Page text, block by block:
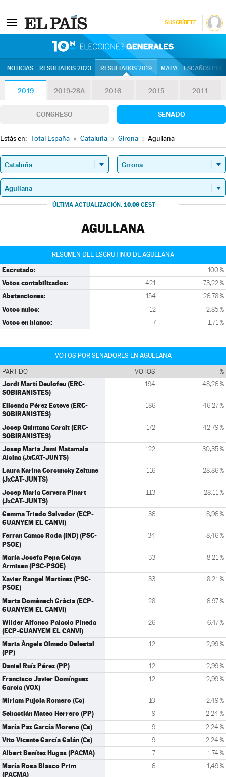
SUSCRÍBETE
NOTICIAS RESULTADOS 2023 RESULTADOS 2019 MAPA ESCAÑOS
2019 2019-28A 2016 2015 2011
CONGRESO SENADO
Estás en: Total España » Cataluña » Girona » Agullana
ÚLTIMA ACTUALIZACIÓN: 10.09 CEST
AGULLANA
RESUMEN DEL ESCRUTINIO DE AGULLANA
Escrutado: 100 %
Votos contabilizados: 421 73,22 %
Abstenciones: 154 26,78 %
Votos nulos: 12 2,85 %
Votos en blanco: 7 1,71 %
VOTOS POR SENADORES EN AGULLANA
PARTIDO VOTOS %
Jordi Martí Deulofeu (ERC-
SOBIRANISTES)
194 48,26 %
Elisenda Pérez Esteve (ERC-
SOBIRANISTES)
186 46,27 %
Josep Quintana Caralt (ERC-
SOBIRANISTES)
172 42,79 %
Josep Maria Jami Matamala
Alsina (JxCAT-JUNTS)
122 30,35 %
Laura Karina Corsunsky Zeitune
(JxCAT-JUNTS)
116 28,86 %
Josep Maria Cervera Pinart
(JxCAT-JUNTS)
113 28,11 %
Gemma Triedo Salvador (ECP-
GUANYEM EL CANVI)
36 8,96 %
Ferran Camas Roda (IND) (PSC-
PSOE)
34 8,46 %
María Josefa Pepa Celaya
Armisen (PSC-PSOE)
33 8,21 %
Xavier Rangel Martínez (PSC-
PSOE)
33 8,21 %
Marta Domènech Gràcia (ECP-
GUANYEM EL CANVI)
28 6,97 %
Wilder Alfonso Palacio Pineda
(ECP-GUANYEM EL CANVI)
26 6,47 %
Maria Àngels Olmedo Delestal
(PP)
12 2,99 %
Daniel Ruíz Pérez (PP) 12 2,99 %
Francisco Javier Domínguez
García (VOX)
12 2,99 %
Miriam Pujola Romero (Cs) 10 2,49 %
Sebastián Mateo Herrero (PP) 9 2,24 %
María Paz García Moreno (Cs) 9 2,24 %
Vito Vicente García Galán (Cs) 9 2,24 %
Albert Benítez Hugas (PACMA) 7 1,74 %
María Rosa Blasco Prim
(PACMA)
6 1,49 %